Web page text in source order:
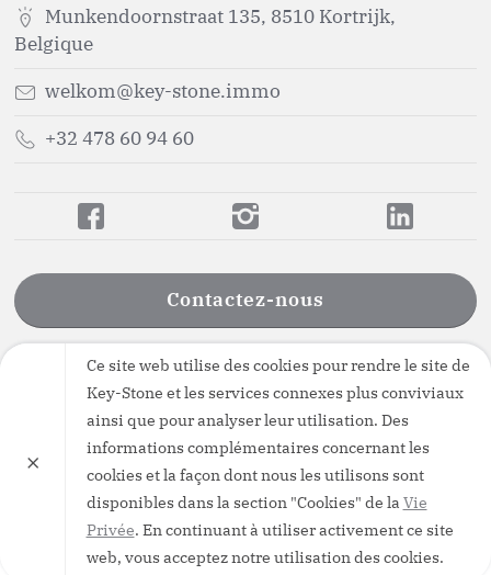
Munkendoornstraat 135, 8510 Kortrijk,
Belgique
welkom@key-stone.immo
+32 478 60 94 60
Contactez-nous
Vie Privée·Conditions Générales d’Utilisation·
IPI - Regles Deontologiques
BIV 506.924 - BA & borgstelling: AXA Belgium (polisnr.
730.390.160)
Ce site web utilise des cookies pour rendre le site de
Key-Stone et les services connexes plus conviviaux
ainsi que pour analyser leur utilisation. Des
informations complémentaires concernant les
cookies et la façon dont nous les utilisons sont
disponibles dans la section "Cookies" de la Vie
Privée. En continuant à utiliser activement ce site
web, vous acceptez notre utilisation des cookies.
×